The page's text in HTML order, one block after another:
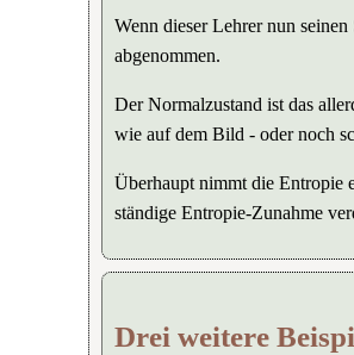
Wenn dieser Lehrer nun
abgenommen.
Der Normalzustand ist das
wie auf dem Bild - oder noch
Überhaupt nimmt die Entropie
ständige Entropie-Zunahme
Drei weitere